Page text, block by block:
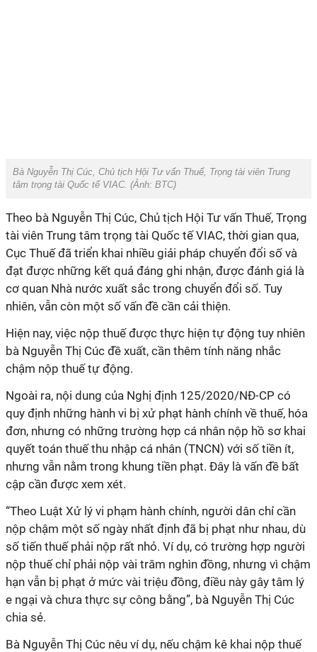
Bà Nguyễn Thị Cúc, Chủ tịch Hội Tư vấn Thuế, Trọng tài viên Trung
tâm trọng tài Quốc tế VIAC. (Ảnh: BTC)
Theo bà Nguyễn Thị Cúc, Chủ tịch Hội Tư vấn Thuế, Trọng
tài viên Trung tâm trọng tài Quốc tế VIAC, thời gian qua,
Cục Thuế đã triển khai nhiều giải pháp chuyển đổi số và
đạt được những kết quả đáng ghi nhận, được đánh giá là
cơ quan Nhà nước xuất sắc trong chuyển đổi số. Tuy
nhiên, vẫn còn một số vấn đề cần cải thiện.
Hiện nay, việc nộp thuế được thực hiện tự động tuy nhiên
bà Nguyễn Thị Cúc đề xuất, cần thêm tính năng nhắc
chậm nộp thuế tự động.
Ngoài ra, nội dung của Nghị định 125/2020/NĐ-CP có
quy định những hành vi bị xử phạt hành chính về thuế, hóa
đơn, nhưng có những trường hợp cá nhân nộp hồ sơ khai
quyết toán thuế thu nhập cá nhân (TNCN) với số tiền ít,
nhưng vẫn nằm trong khung tiền phạt. Đây là vấn đề bất
cập cần được xem xét.
“Theo Luật Xử lý vi phạm hành chính, người dân chỉ cần
nộp chậm một số ngày nhất định đã bị phạt như nhau, dù
số tiến thuế phải nộp rất nhỏ. Ví dụ, có trường hợp người
nộp thuế chỉ phải nộp vài trăm nghìn đồng, nhưng vì chậm
hạn vẫn bị phạt ở mức vài triệu đồng, điều này gây tâm lý
e ngại và chưa thực sự công bằng”, bà Nguyễn Thị Cúc
chia sẻ.
Bà Nguyễn Thị Cúc nêu ví dụ, nếu chậm kê khai nộp thuế